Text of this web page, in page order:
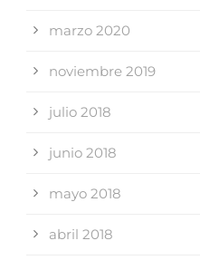
marzo 2020
noviembre 2019
julio 2018
junio 2018
mayo 2018
abril 2018